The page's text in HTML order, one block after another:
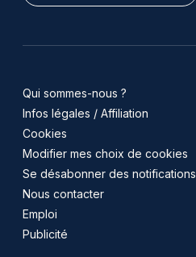
Qui sommes-nous ?
Infos légales / Affiliation
Cookies
Modifier mes choix de cookies
Se désabonner des notifications
Nous contacter
Emploi
Publicité